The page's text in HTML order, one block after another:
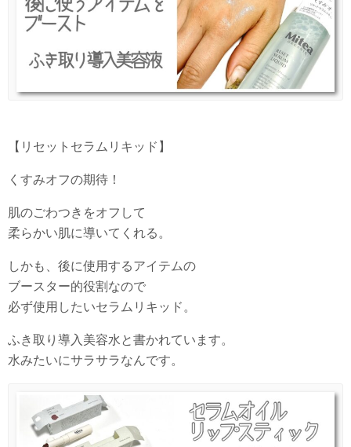
【リセットセラムリキッド】
くすみオフの期待！
肌のごわつきをオフして
柔らかい肌に導いてくれる。
しかも、後に使用するアイテムの
ブースター的役割なので
必ず使用したいセラムリキッド。
ふき取り導入美容水と書かれています。
水みたいにサラサラなんです。